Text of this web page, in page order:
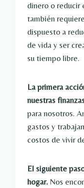
dinero o reducir
también
dispuesto a
de vida y ser
su tiempo libre.
La primera
nuestras
para nosotros.
gastos y
costos de vivir
El siguiente
hogar. Nos